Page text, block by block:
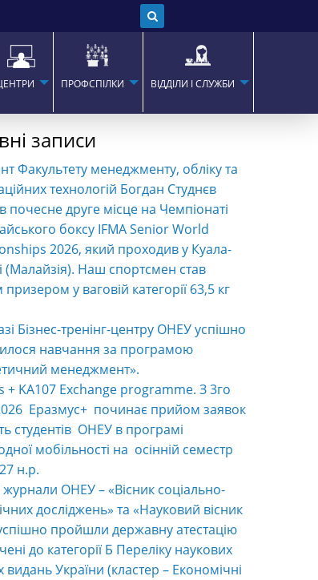
ПРОФСПІЛКИ ВІДДІЛИ І СЛУЖБИ
записи
Факультету менеджменту, обліку та
технологій Богдан Студнєв
почесне друге місце на Чемпіонаті
боксу IFMA Senior World
2026, який проходив у Куала-
(Малайзія). Наш спортсмен став
призером у ваговій категорії 63,5 кг
Бізнес-тренінг-центру ОНЕУ успішно
навчання за програмою
менеджмент».
+ KA107 Exchange programme. З 3го
Еразмус+ починає прийом заявок
студентів ОНЕУ в програмі
мобільності на осінній семестр
н.р.
журнали ОНЕУ – «Вісник соціально-
досліджень» та «Науковий вісник
пройшли державну атестацію
до категорії Б Переліку наукових
видань України (кластер – Економічні